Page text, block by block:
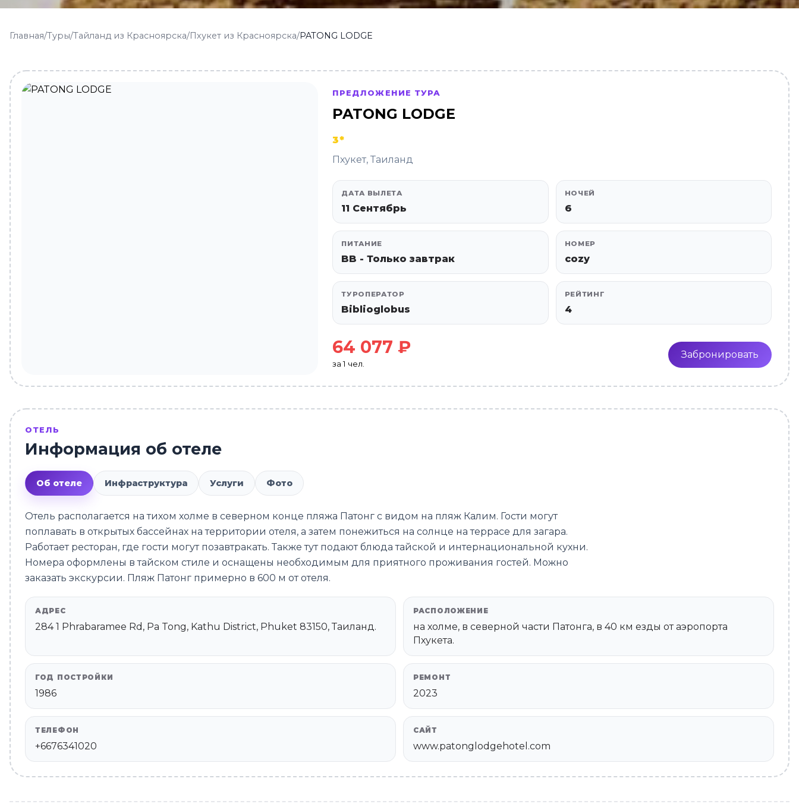
Главная/Туры/Тайланд из Красноярска/Пхукет из Красноярска/PATONG LODGE
ПРЕДЛОЖЕНИЕ ТУРА
PATONG LODGE
3*
Пхукет, Таиланд
ДАТА ВЫЛЕТА
11 Сентябрь
НОЧЕЙ
6
ПИТАНИЕ
BB - Только завтрак
НОМЕР
cozy
ТУРОПЕРАТОР
Biblioglobus
РЕЙТИНГ
4
64 077 ₽
за 1 чел.
Забронировать
ОТЕЛЬ
Информация об отеле
Об отеле Инфраструктура Услуги Фото
Отель располагается на тихом холме в северном конце пляжа Патонг с видом на пляж Калим. Гости могут
поплавать в открытых бассейнах на территории отеля, а затем понежиться на солнце на террасе для загара.
Работает ресторан, где гости могут позавтракать. Также тут подают блюда тайской и интернациональной кухни.
Номера оформлены в тайском стиле и оснащены необходимым для приятного проживания гостей. Можно
заказать экскурсии. Пляж Патонг примерно в 600 м от отеля.
АДРЕС
284 1 Phrabaramee Rd, Pa Tong, Kathu District, Phuket 83150, Таиланд.
РАСПОЛОЖЕНИЕ
на холме, в северной части Патонга, в 40 км езды от аэропорта
Пхукета.
ГОД ПОСТРОЙКИ
1986
РЕМОНТ
2023
ТЕЛЕФОН
+6676341020
САЙТ
www.patonglodgehotel.com